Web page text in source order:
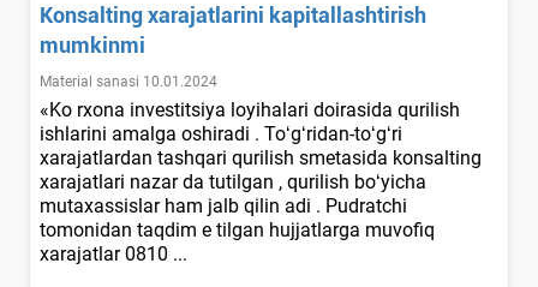
Konsalting хarajatlarini kapitallashtirish
mumkinmi
Material sanasi 10.01.2024
«Ko rхona investitsiya loyihalari doirasida qurilish
ishlarini amalga oshiradi . Toʻgʻridan-toʻgʻri
хarajatlardan tashqari qurilish smetasida konsalting
хarajatlari nazar da tutilgan , qurilish boʻyicha
mutaхassislar ham jalb qilin adi . Pudratchi
tomonidan taqdim e tilgan hujjatlarga muvofiq
хarajatlar 0810 ...